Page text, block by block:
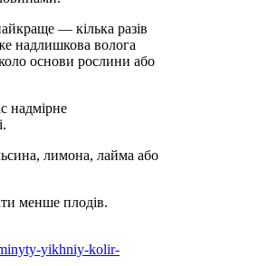
— кілька разів
надлишкова волога
основи рослини або
надмірне
лимона, лайма або
менше плодів.
yikhniy-kolir-